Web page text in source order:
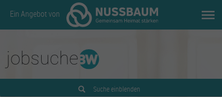
Ein Angebot von
Suche einblenden